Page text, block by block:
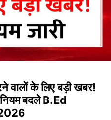
के लिए बड़ी खबर!
नियम बदले B.Ed